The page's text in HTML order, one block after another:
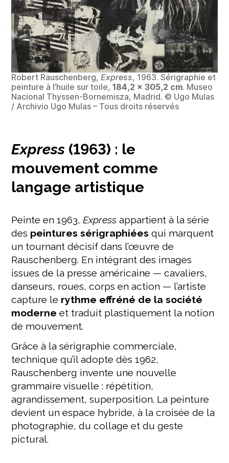
Robert Rauschenberg,Express, 1963. Sérigraphie et
peinture à l’huile sur toile,184,2 × 305,2 cm. Museo
Nacional Thyssen-Bornemisza, Madrid. © Ugo Mulas
/ Archivio Ugo Mulas – Tous droits réservés
Express (1963) : le
mouvement comme
langage artistique
Peinte en 1963,Express appartient à la série
des peintures sérigraphiées qui marquent
un tournant décisif dans l’œuvre de
Rauschenberg. En intégrant des images
issues de la presse américaine — cavaliers,
danseurs, roues, corps en action — l’artiste
capture le rythme effréné de la société
moderne et traduit plastiquement la notion
de mouvement.
Grâce à la sérigraphie commerciale,
technique qu’il adopte dès 1962,
Rauschenberg invente une nouvelle
grammaire visuelle : répétition,
agrandissement, superposition. La peinture
devient un espace hybride, à la croisée de la
photographie, du collage et du geste
pictural.